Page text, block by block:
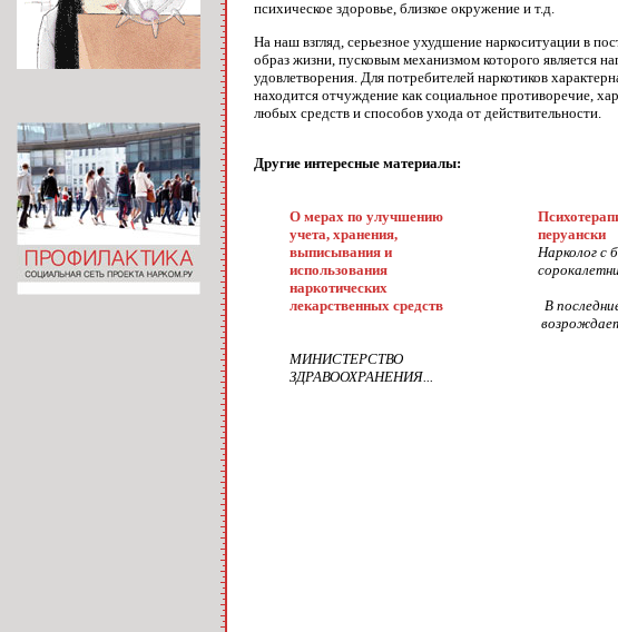
психическое здоровье, близкое окружение и т.д.
На наш взгляд, серьезное ухудшение наркоситуации в
образ жизни, пусковым механизмом которого является
удовлетворения. Для потребителей наркотиков
находится отчуждение как социальное противоречие,
любых средств и способов ухода от действительности.
Другие интересные материалы:
О мерах по улучшению
учета, хранения,
выписывания и
использования
наркотических
лекарственных средств
МИНИСТЕРСТВО
ЗДРАВООХРАНЕНИЯ...
перуански
Нарколог с
В